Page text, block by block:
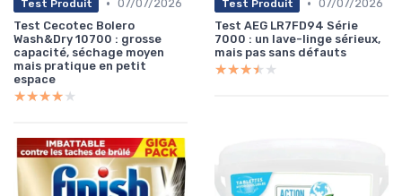
Test Produit
07/07/2026
Test Cecotec Bolero
Wash&Dry 10700 : grosse
capacité, séchage moyen
mais pratique en petit
espace
★★★★★
★★★★★
Test Produit
07/07/2026
Test AEG LR7FD94 Série
7000 : un lave-linge sérieux,
mais pas sans défauts
★★★★★
★★★★★